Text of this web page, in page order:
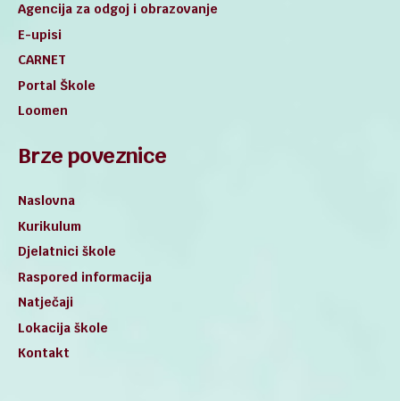
Agencija za odgoj i obrazovanje
E-upisi
CARNET
Portal Škole
Loomen
Brze poveznice
Naslovna
Kurikulum
Djelatnici škole
Raspored informacija
Natječaji
Lokacija škole
Kontakt